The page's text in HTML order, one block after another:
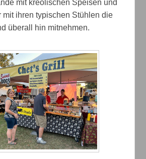
mit kreolischen Speisen und
mit ihren typischen Stühlen die
überall hin mitnehmen.